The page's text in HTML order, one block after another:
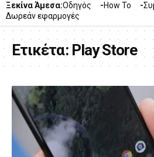
Ξεκίνα Άμεσα:Οδηγός How To
Δωρεάν εφαρμογές
Ετικέτα: Play Store